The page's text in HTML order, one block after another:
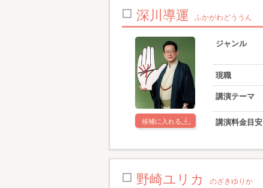
深川導運 ふかがわどううん
候補に入れる
ジャンル
現職
講演テーマ
講演料金目安
野崎ユリカ のざきゆりか